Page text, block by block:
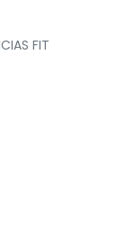
FIT